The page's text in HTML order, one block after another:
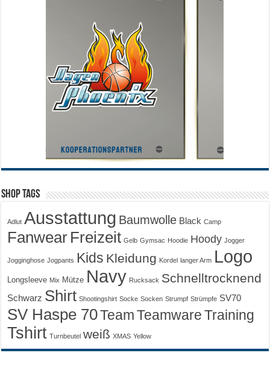
Shop Tags
Adlut Ausstattung Baumwolle Black Camp
Fanwear Freizeit Gelb Gymsac Hoodie Hoody Jogger
Jogginghose Jogpants Kids Kleidung Kordel langer Arm Logo
Longsleeve Mix Mütze Navy Rucksack Schnelltrocknend
Schwarz Shirt Shootingshirt Socke Socken Strumpf Strümpfe SV70
SV Haspe 70Team Teamware Training
Tshirt Turnbeutel weiß XMAS Yellow